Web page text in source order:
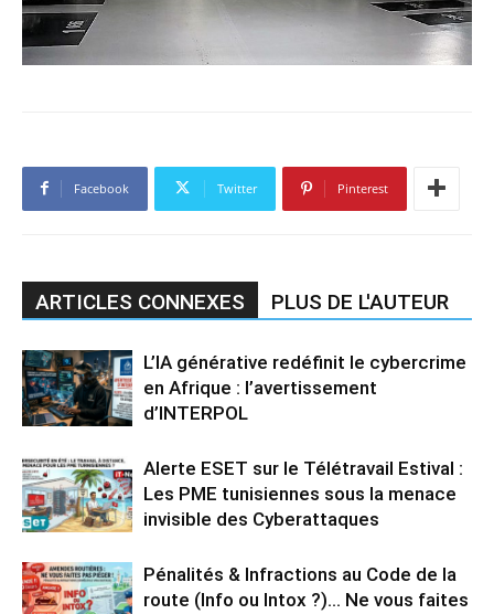
Facebook Twitter Pinterest
ARTICLES CONNEXES PLUS DE L'AUTEUR
L’IA générative redéfinit le cybercrime
en Afrique : l’avertissement
d’INTERPOL
Alerte ESET sur le Télétravail Estival :
Les PME tunisiennes sous la menace
invisible des Cyberattaques
Pénalités & Infractions au Code de la
route (Info ou Intox ?)… Ne vous faites